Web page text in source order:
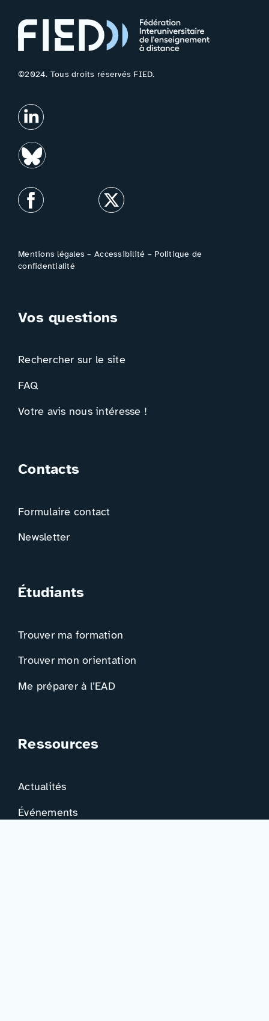
©2024. Tous droits réservés FIED.
Mentions légales –Accessibilité – Politique de
confidentialité
Vos questions
Rechercher sur le site
FAQ
Votre avis nous intéresse !
Contacts
Formulaire contact
Newsletter
Étudiants
Trouver ma formation
Trouver mon orientation
Me préparer à l’EAD
Ressources
Actualités
Événements